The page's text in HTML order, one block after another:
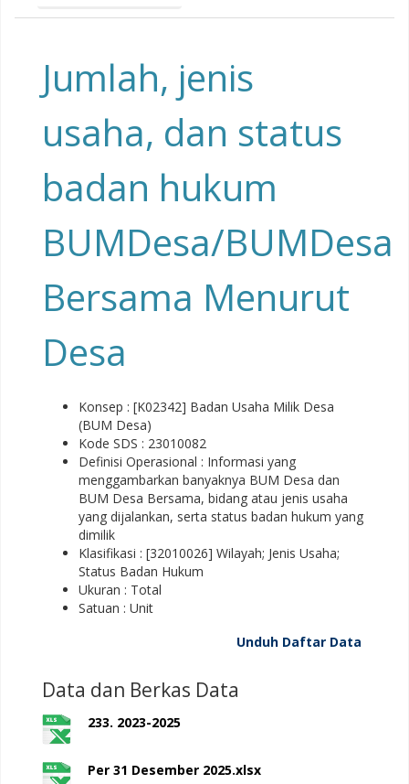
Jumlah, jenis
usaha, dan status
badan hukum
BUMDesa/BUMDesa
Bersama Menurut
Desa
Konsep : [K02342] Badan Usaha Milik Desa
(BUM Desa)
Kode SDS : 23010082
Definisi Operasional : Informasi yang
menggambarkan banyaknya BUM Desa dan
BUM Desa Bersama, bidang atau jenis usaha
yang dijalankan, serta status badan hukum yang
dimilik
Klasifikasi : [32010026] Wilayah; Jenis Usaha;
Status Badan Hukum
Ukuran : Total
Satuan : Unit
Unduh Daftar Data
Data dan Berkas Data
233. 2023-2025
Per 31 Desember 2025.xlsx